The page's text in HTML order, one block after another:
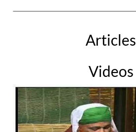
Articles
Videos